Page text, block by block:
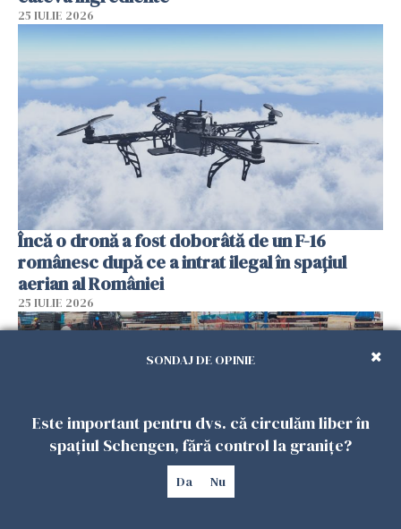
25 IULIE 2026
Încă o dronă a fost doborâtă de un F-16
românesc după ce a intrat ilegal în spațiul
aerian al României
25 IULIE 2026
SONDAJ DE OPINIE
Este important pentru dvs. că circulăm liber în
spațiul Schengen, fără control la granițe?
Da Nu